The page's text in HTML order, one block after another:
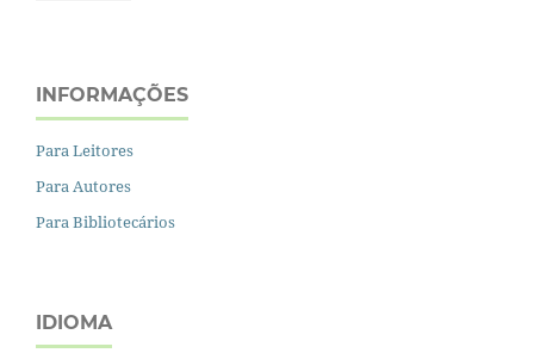
INFORMAÇÕES
Para Leitores
Para Autores
Para Bibliotecários
IDIOMA